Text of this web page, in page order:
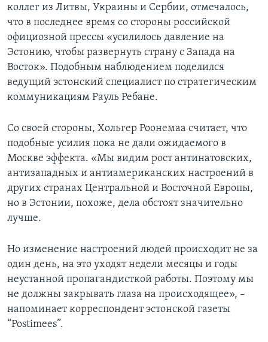
коллег из Литвы, Украины и Сербии, отмечалось,
что в последнее время со стороны российской
официозной прессы «усилилось давление на
Эстонию, чтобы развернуть страну с Запада на
Восток». Подобным наблюдением поделился
ведущий эстонский специалист по стратегическим
коммуникациям Рауль Ребане.
Со своей стороны, Хольгер Роонемаа считает, что
подобные усилия пока не дали ожидаемого в
Москве эффекта. «Мы видим рост антинатовских,
антизападных и антиамериканских настроений в
других странах Центральной и Восточной Европы,
но в Эстонии, похоже, дела обстоят значительно
лучше.
Но изменение настроений людей происходит не за
один день, на это уходят недели месяцы и годы
неустанной пропагандисткой работы. Поэтому мы
не должны закрывать глаза на происходящее», –
напоминает корреспондент эстонской газеты
“Postimees”.